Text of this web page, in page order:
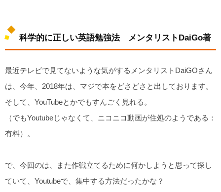
科学的に正しい英語勉強法 メンタリストDaiGo著
最近テレビで見てないような気がするメンタリストDaiGOさん
は、今年、2018年は、マジで本をどさどさと出しております。
そして、YouTubeとかでもすんごく見れる。
（でもYoutubeじゃなくて、ニコニコ動画が住処のようである：
有料）。
で、今回のは、また作戦立てるために何かしようと思って探し
ていて、Youtubeで、集中する方法だったかな？